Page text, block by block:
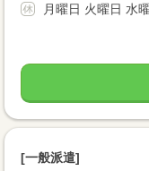
月曜日 火曜日 水
[一般派遣]